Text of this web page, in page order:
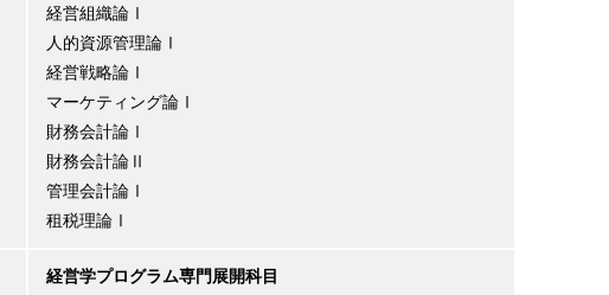
経営組織論Ⅰ
人的資源管理論Ⅰ
経営戦略論Ⅰ
マーケティング論Ⅰ
財務会計論Ⅰ
財務会計論Ⅱ
管理会計論Ⅰ
租税理論Ⅰ
経営学プログラム専門展開科目